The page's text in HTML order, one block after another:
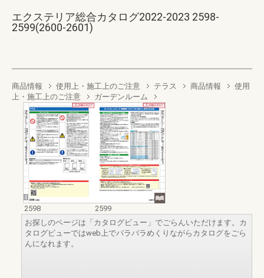
エクステリア総合カタログ2022-2023 2598-
2599(2600-2601)
商品情報 使用上・施工上のご注意 テラス 商品情報
使用
上・施工上のご注意
ガーデンルーム
2598
2599
お探しのページは「カタログビュー」でごらんいただけます。カ
タログビューではweb上でパラパラめくりながらカタログをごら
んになれます。